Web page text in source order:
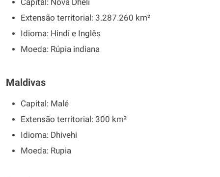
Capital: Nova Dheli
Extensão territorial: 3.287.260 km²
Idioma: Hindi e Inglês
Moeda: Rúpia indiana
Maldivas
Capital: Malé
Extensão territorial: 300 km²
Idioma: Dhivehi
Moeda: Rupia